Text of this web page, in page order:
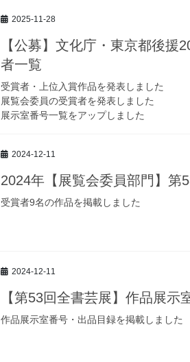
2025-11-28
【公募】文化庁・東京都後援
者一覧
受賞者・上位入賞作品を発表しました
展覧会委員の受賞者を発表しました
展示室番号一覧をアップしました
2024-12-11
2024年【展覧会委員部門】
受賞者9名の作品を掲載しました
2024-12-11
【第53回全書芸展】作品展示
作品展示室番号・出品目録を掲載しました